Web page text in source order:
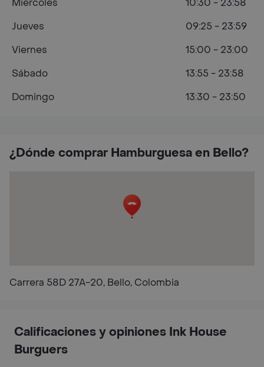
¿Dónde comprar Hamburguesa en Bello?
Carrera 58D 27A-20, Bello, Colombia
Miércoles
10:30 - 23:58
Jueves
09:25 - 23:59
Viernes
15:00 - 23:00
Sábado
13:55 - 23:58
Domingo
13:30 - 23:50
Calificaciones y opiniones Ink House
Burguers